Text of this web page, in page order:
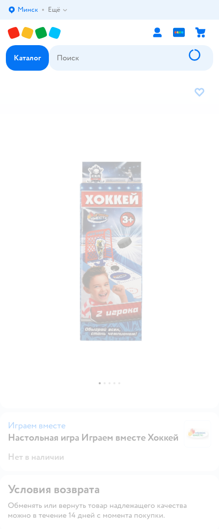
Выбор адреса доставки.
Минск Ещё
Каталог
В
Играем вместе
Настольная игра Играем вместе Хоккей
Нет в наличии
Условия возврата
Обменять или вернуть товар надлежащего качества
можно в течение 14 дней с момента покупки.